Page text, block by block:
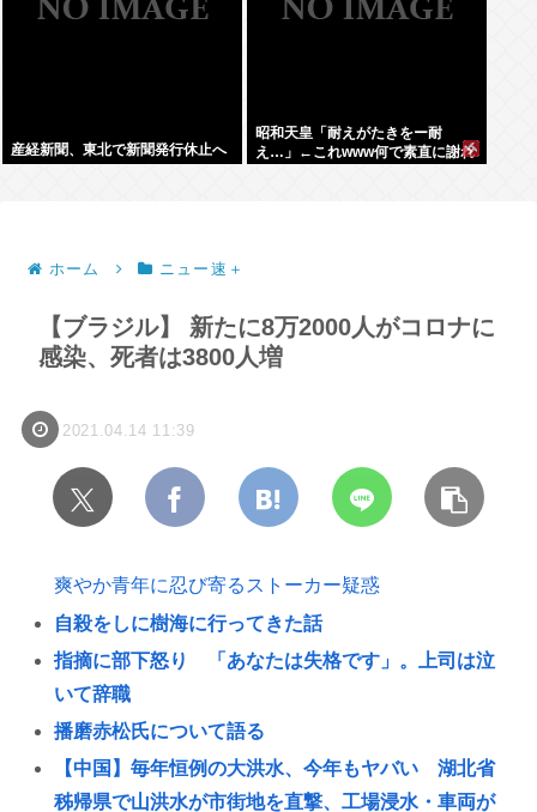
産経新聞、東北で新聞発行休止へ
昭和天皇「耐えがたきをー耐
え…」←これwww何で素直に謝れ
ホーム ニュー速＋
【ブラジル】 新たに8万2000人がコロナに
感染、死者は3800人増
2021.04.14 11:39
爽やか青年に忍び寄るストーカー疑惑
自殺をしに樹海に行ってきた話
指摘に部下怒り 「あなたは失格です」。上司は泣
いて辞職
播磨赤松氏について語る
【中国】毎年恒例の大洪水、今年もヤバい 湖北省
秭帰県で山洪水が市街地を直撃、工場浸水・車両が